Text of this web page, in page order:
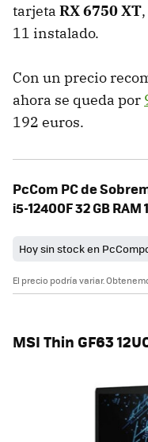
tarjeta RX 6750 XT
11 instalado.
Con un precio
ahora se queda por
192 euros.
PcCom PC de
i5-12400F 32 GB RAM
Hoy sin stock en
El precio podría variar.
MSI Thin GF63